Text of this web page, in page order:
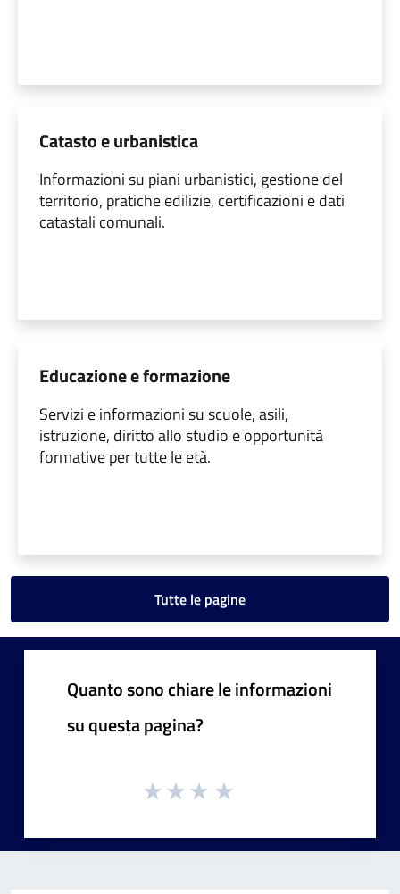
Catasto e urbanistica
Informazioni su piani urbanistici, gestione del
territorio, pratiche edilizie, certificazioni e dati
catastali comunali.
Educazione e formazione
Servizi e informazioni su scuole, asili,
istruzione, diritto allo studio e opportunità
formative per tutte le età.
Tutte le pagine
Quanto sono chiare le informazioni
su questa pagina?